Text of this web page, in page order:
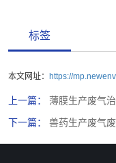
标签
本文网址： https://
上一篇：
薄膜生产废气
下一篇：
兽药生产废气